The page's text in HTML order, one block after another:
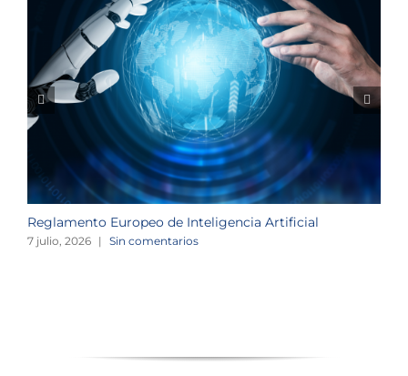
Reglamento Europeo de Inteligencia Artificial
7 julio, 2026 | Sin comentarios